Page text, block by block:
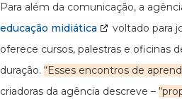
Para além da comunicação, a
educação midiática
voltado para
oferece cursos, palestras e oficinas
duração. “Esses encontros de
criadoras da agência descreve –